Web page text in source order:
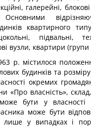
галерейні,
Основними
квартирного
підвальні,
вузли, квартири
р. містилося
будинків та
окремих
«Про власність», склад,
бути у власності
може бути
у випадках і